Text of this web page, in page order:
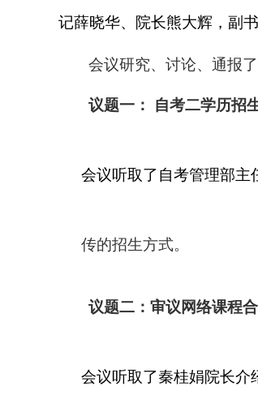
记薛晓华、院长熊大辉，副
会议研究、讨论、通报
议题一： 自考二学历招
会议听取了自考管理部主
传的招生方式。
议题二： 审议网络课程
会议听取了秦桂娟院长介